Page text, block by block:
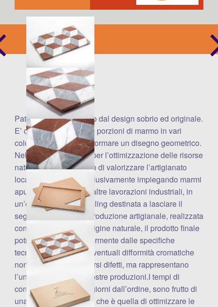
Patchwork è un vassoio dal design sobrio ed originale.
E’ composto da piccole porzioni di marmo in vari
colori, ri-assemblate a formare un disegno geometrico.
Nel costante impegno per l’ottimizzazione delle risorse
naturali e con l’obiettivo di valorizzare l’artigianato
locale, è realizzato esclusivamente impiegando marmi
apuani di recupero da altre lavorazioni industriali, in
un’operazione di upcycling destinata a lasciare il
segno. Trattandosi di produzione artigianale, realizzata
con materie prime di origine naturale, il prodotto finale
potrebbe differire leggermente dalle specifiche
tecniche e dalle foto. Eventuali difformità cromatiche
non sono da considerarsi difetti, ma rappresentano
l’unicità stessa delle nostre produzioni.I tempi di
consegna, da 19 a 26 giorni dall’ordine, sono frutto di
una scelta ben precisa, che è quella di ottimizzare le